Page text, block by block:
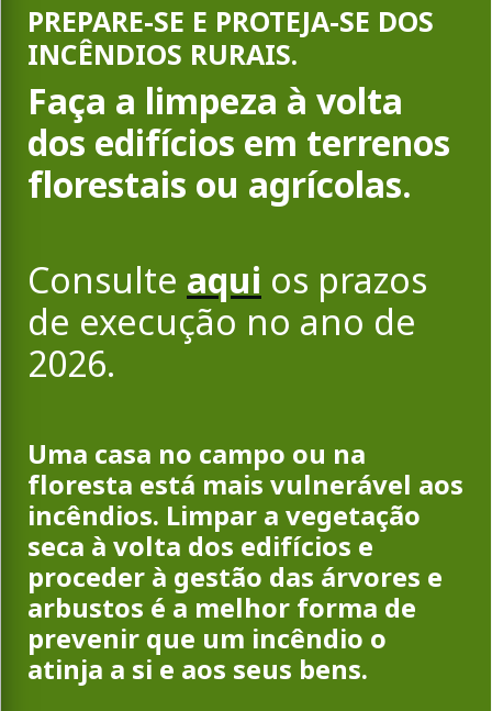
PREPARE-SE E PROTEJA-SE DOS
INCÊNDIOS RURAIS.
Faça a limpeza à volta
dos edifícios em terrenos
florestais ou agrícolas.
Consulte aqui os prazos
de execução no ano de
2026.
Uma casa no campo ou na
floresta está mais vulnerável aos
incêndios. Limpar a vegetação
seca à volta dos edifícios e
proceder à gestão das árvores e
arbustos é a melhor forma de
prevenir que um incêndio o
atinja a si e aos seus bens.